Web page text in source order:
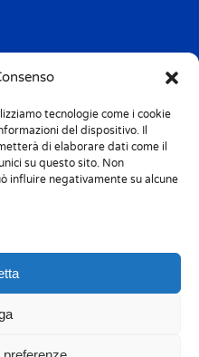
tecnologie come i cookie
del dispositivo. Il
di elaborare dati come il
su questo sito. Non
influire negativamente su alcune
101.5